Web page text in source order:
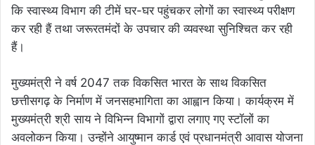
कि स्वास्थ्य विभाग की टीमें घर-घर पहुंचकर लोगों का स्वास्थ्य परीक्षण
कर रही हैं तथा जरूरतमंदों के उपचार की व्यवस्था सुनिश्चित कर रही
हैं।
मुख्यमंत्री ने वर्ष 2047 तक विकसित भारत के साथ विकसित
छत्तीसगढ़ के निर्माण में जनसहभागिता का आह्वान किया। कार्यक्रम में
मुख्यमंत्री श्री साय ने विभिन्न विभागों द्वारा लगाए गए स्टॉलों का
अवलोकन किया। उन्होंने आयुष्मान कार्ड एवं प्रधानमंत्री आवास योजना